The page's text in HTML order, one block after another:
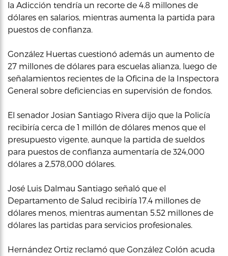
la Adicción tendría un recorte de 4.8 millones de
dólares en salarios, mientras aumenta la partida para
puestos de confianza.
González Huertas cuestionó además un aumento de
27 millones de dólares para escuelas alianza, luego de
señalamientos recientes de la Oficina de la Inspectora
General sobre deficiencias en supervisión de fondos.
El senador Josian Santiago Rivera dijo que la Policía
recibiría cerca de 1 millón de dólares menos que el
presupuesto vigente, aunque la partida de sueldos
para puestos de confianza aumentaría de 324,000
dólares a 2,578,000 dólares.
José Luis Dalmau Santiago señaló que el
Departamento de Salud recibiría 17.4 millones de
dólares menos, mientras aumentan 5.52 millones de
dólares las partidas para servicios profesionales.
Hernández Ortiz reclamó que González Colón acuda